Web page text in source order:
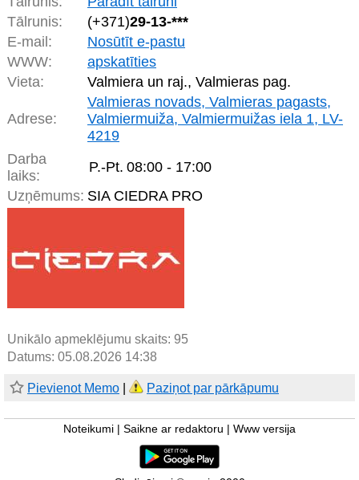
Tālrunis:
(+371)29-13-***
E-mail:
Nosūtīt e-pastu
WWW:
apskatīties
Vieta:
Valmiera un raj., Valmieras pag.
Adrese:
Valmieras novads, Valmieras pagasts,
Valmiermuiža, Valmiermuižas iela 1, LV-
4219
Darba
laiks:
P.-Pt. 08:00 - 17:00
Uzņēmums: SIA CIEDRA PRO
Unikālo apmeklējumu skaits: 95
Datums: 05.08.2026 14:38
Pievienot Memo Paziņot par pārkāpumu
Noteikumi Saikne ar redaktoru Www versija